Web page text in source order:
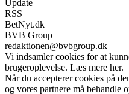
Update
RSS
BetNyt.dk
BVB Group
redaktionen@bvbgroup.dk
Vi indsamler cookies for at
brugeroplevelse. Læs mere her.
Når du accepterer cookies på
og vores partnere må behandle